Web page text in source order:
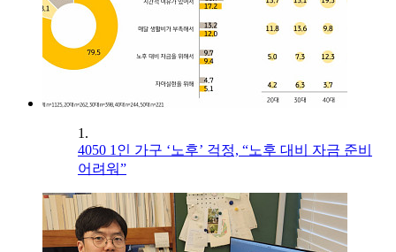
1.
4050 1인 가구 ‘노후’ 걱정, “노후 대비 자금 준비
어려워”